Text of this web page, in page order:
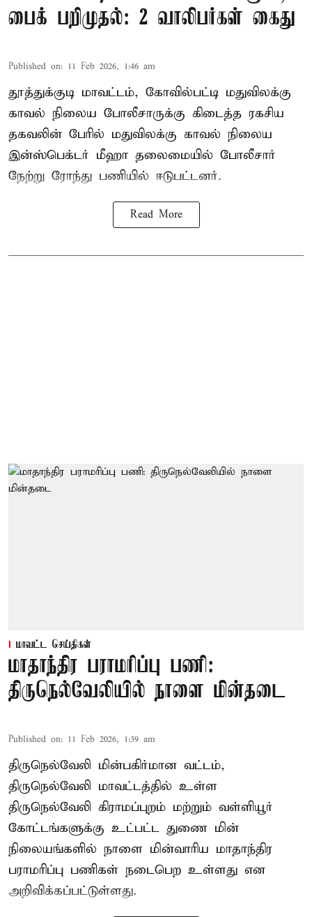
பைக் பறிமுதல்: 2 வாலிபர்கள் கைது
Published on: 11 Feb 2026, 1:46 am
தூத்துக்குடி மாவட்டம், கோவில்பட்டி மதுவிலக்கு
காவல் நிலைய போலீசாருக்கு கிடைத்த ரகசிய
தகவலின் பேரில் மதுவிலக்கு காவல் நிலைய
இன்ஸ்பெக்டர் மீஹா தலைமையில் போலீசார்
நேற்று ரோந்து பணியில் ஈடுபட்டனர்.
Read More
மாவட்ட செய்திகள்
மாதாந்திர பராமரிப்பு பணி:
திருநெல்வேலியில் நாளை மின்தடை
Published on: 11 Feb 2026, 1:39 am
திருநெல்வேலி மின்பகிர்மான வட்டம்,
திருநெல்வேலி மாவட்டத்தில் உள்ள
திருநெல்வேலி கிராமப்புறம் மற்றும் வள்ளியூர்
கோட்டங்களுக்கு உட்பட்ட துணை மின்
நிலையங்களில் நாளை மின்வாரிய மாதாந்திர
பராமரிப்பு பணிகள் நடைபெற உள்ளது என
அறிவிக்கப்பட்டுள்ளது.